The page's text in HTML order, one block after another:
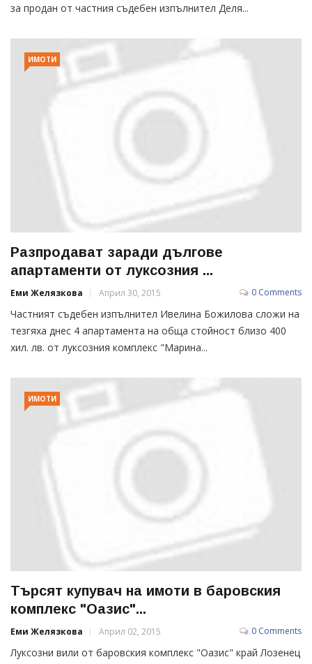
за продан от частния съдебен изпълнител Деля...
ИМОТИ
Разпродават заради дългове
апартаменти от луксозния ...
Еми Желязкова Април 30, 2015 0 Comments
Частният съдебен изпълнител Ивелина Божилова сложи на
тезгяха днес 4 апартамента на обща стойност близо 400
хил. лв. от луксозния комплекс "Марина...
ИМОТИ
Търсят купувач на имоти в баровския
комплекс "Оазис"...
Еми Желязкова Април 02, 2015 0 Comments
Луксозни вили от баровския комплекс "Оазис" край Лозенец